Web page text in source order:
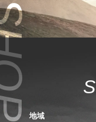
S
地域